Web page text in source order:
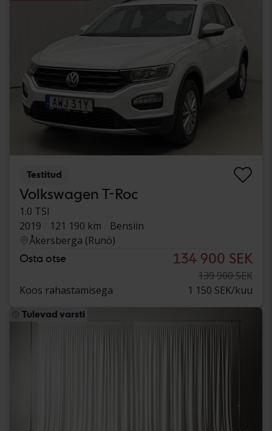
Testitud
Volkswagen T-Roc
1.0 TSI
2019
121 190 km
Bensiin
Åkersberga (Runö)
Osta otse 134 900 SEK
139 900 SEK
Koos rahastamisega
1 150 SEK/kuu
Tulevad varsti